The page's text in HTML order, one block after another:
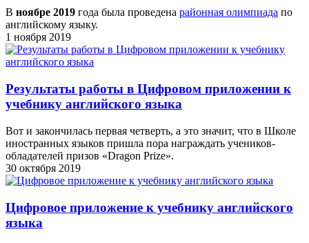
В ноябре 2019 года была проведена районная олимпиада по
английскому языку.
1 ноября 2019
Результаты работы в Цифровом приложении к
учебнику английского языка
Вот и закончилась первая четверть, а это значит, что в Школе
иностранных языков пришла пора награждать учеников-
обладателей призов «Dragon Prize».
30 октября 2019
Цифровое приложение к учебнику английского
языка